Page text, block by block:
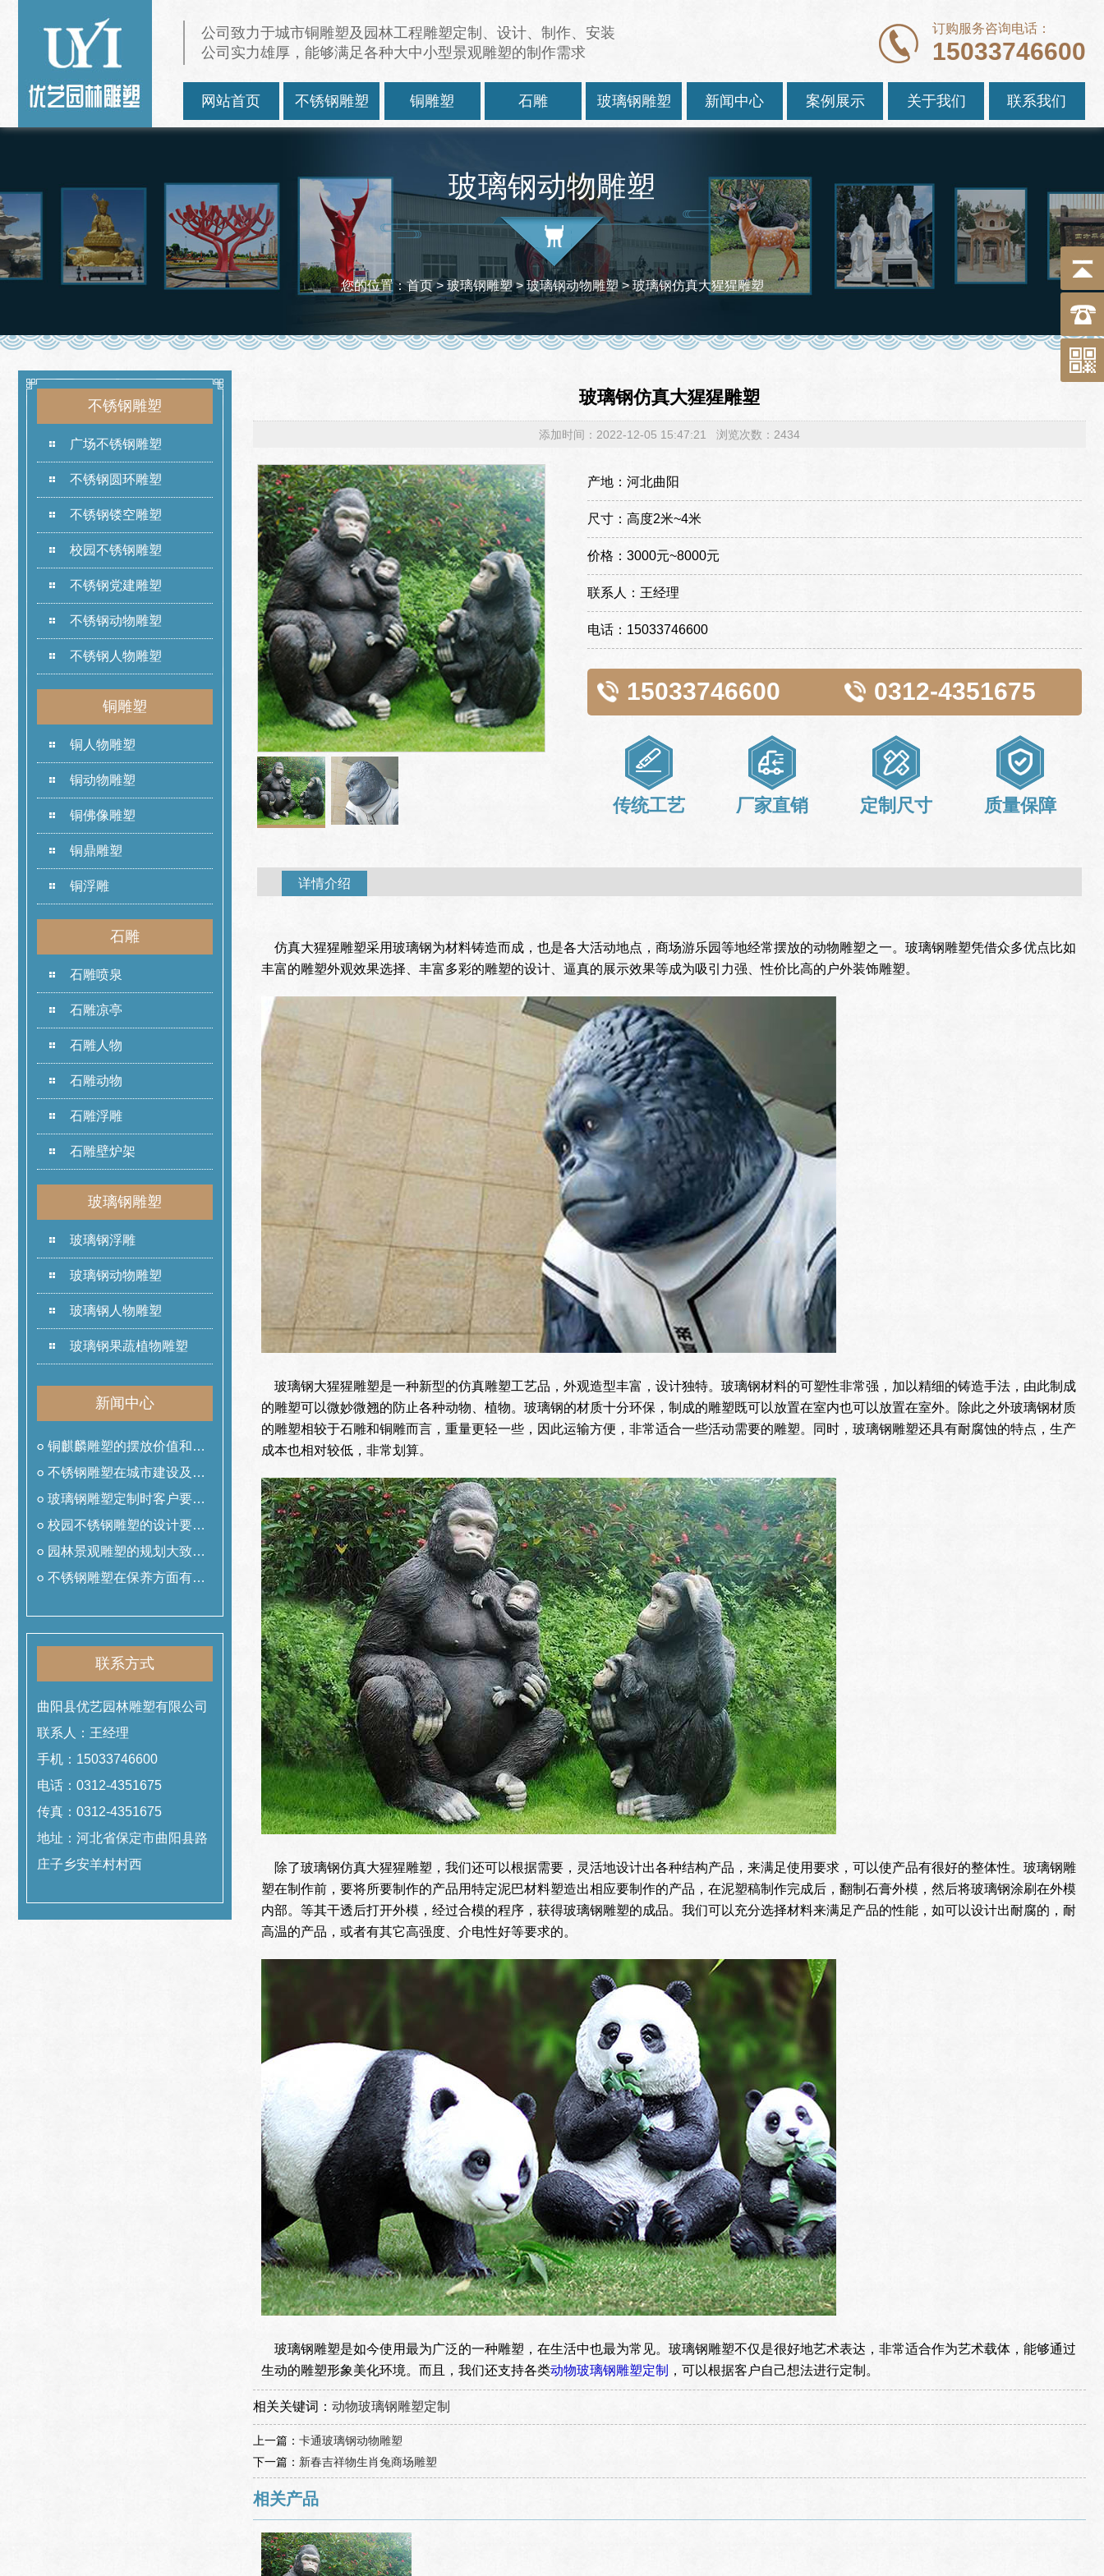
公司致力于城市铜雕塑及园林工程雕塑定制、设计、制作、安装
公司实力雄厚，能够满足各种大中小型景观雕塑的制作需求
订购服务咨询电话：
15033746600
网站首页 不锈钢雕塑 铜雕塑 石雕 玻璃钢雕塑 新闻中心 案例展示 关于我们 联系我们
玻璃钢动物雕塑
您的位置：首页> 玻璃钢雕塑 >玻璃钢动物雕塑> 玻璃钢仿真大猩猩雕塑
不锈钢雕塑
广场不锈钢雕塑
不锈钢圆环雕塑
不锈钢镂空雕塑
校园不锈钢雕塑
不锈钢党建雕塑
不锈钢动物雕塑
不锈钢人物雕塑
铜雕塑
铜人物雕塑
铜动物雕塑
铜佛像雕塑
铜鼎雕塑
铜浮雕
石雕
石雕喷泉
石雕凉亭
石雕人物
石雕动物
石雕浮雕
石雕壁炉架
玻璃钢雕塑
玻璃钢浮雕
玻璃钢动物雕塑
玻璃钢人物雕塑
玻璃钢果蔬植物雕塑
新闻中心
铜麒麟雕塑的摆放价值和作
用
不锈钢雕塑在城市建设及美
化中的作用
玻璃钢雕塑定制时客户要提
前准备什么工作
校园不锈钢雕塑的设计要遵
从哪些理念
园林景观雕塑的规划大致可
以分为哪几类
不锈钢雕塑在保养方面有哪
联系方式
曲阳县优艺园林雕塑有限公司
联系人：王经理
手机：15033746600
电话：0312-4351675
传真：0312-4351675
地址：河北省保定市曲阳县路
庄子乡安羊村村西
玻璃钢仿真大猩猩雕塑
添加时间：2022-12-05 15:47:21 浏览次数：2434
产地：河北曲阳
尺寸：高度2米~4米
价格：3000元~8000元
联系人：王经理
电话：15033746600
15033746600 0312-4351675
传统工艺 厂家直销 定制尺寸 质量保障
详情介绍
仿真大猩猩雕塑采用玻璃钢为材料铸造而成，也是各大活动地点，商场游乐园等地经常摆放的动物雕塑之一。玻璃钢雕塑凭借众多优点比如
丰富的雕塑外观效果选择、丰富多彩的雕塑的设计、逼真的展示效果等成为吸引力强、性价比高的户外装饰雕塑。
玻璃钢大猩猩雕塑是一种新型的仿真雕塑工艺品，外观造型丰富，设计独特。玻璃钢材料的可塑性非常强，加以精细的铸造手法，由此制成
的雕塑可以微妙微翘的防止各种动物、植物。玻璃钢的材质十分环保，制成的雕塑既可以放置在室内也可以放置在室外。除此之外玻璃钢材质
的雕塑相较于石雕和铜雕而言，重量更轻一些，因此运输方便，非常适合一些活动需要的雕塑。同时，玻璃钢雕塑还具有耐腐蚀的特点，生产
成本也相对较低，非常划算。
除了玻璃钢仿真大猩猩雕塑，我们还可以根据需要，灵活地设计出各种结构产品，来满足使用要求，可以使产品有很好的整体性。玻璃钢雕
塑在制作前，要将所要制作的产品用特定泥巴材料塑造出相应要制作的产品，在泥塑稿制作完成后，翻制石膏外模，然后将玻璃钢涂刷在外模
内部。等其干透后打开外模，经过合模的程序，获得玻璃钢雕塑的成品。我们可以充分选择材料来满足产品的性能，如可以设计出耐腐的，耐
高温的产品，或者有其它高强度、介电性好等要求的。
玻璃钢雕塑是如今使用最为广泛的一种雕塑，在生活中也最为常见。玻璃钢雕塑不仅是很好地艺术表达，非常适合作为艺术载体，能够通过
生动的雕塑形象美化环境。而且，我们还支持各类动物玻璃钢雕塑定制 ，可以根据客户自己想法进行定制。
相关关键词： 动物玻璃钢雕塑定制
上一篇： 卡通玻璃钢动物雕塑
下一篇： 新春吉祥物生肖兔商场雕塑
相关产品